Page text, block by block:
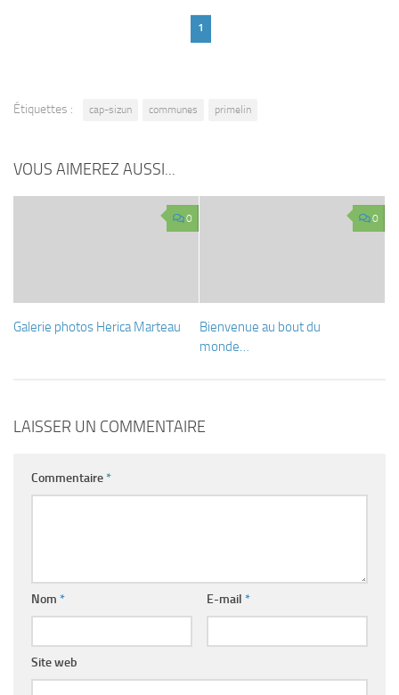
1
Étiquettes : cap-sizun communes primelin
VOUS AIMEREZ AUSSI...
0
Galerie photos Herica Marteau
0
Bienvenue au bout du
monde…
LAISSER UN COMMENTAIRE
Commentaire*
Nom * E-mail *
Site web